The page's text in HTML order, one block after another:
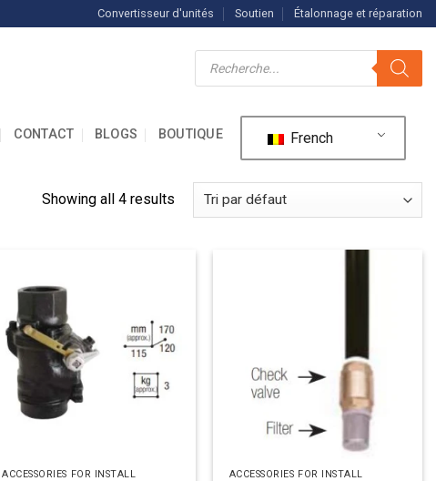
Convertisseur d'unités Soutien Étalonnage et réparation
Recherche
CONTACT BLOGS BOUTIQUE French
Showing all 4 results
ACCESSORIES FOR INSTALL ACCESSORIES FOR INSTALL